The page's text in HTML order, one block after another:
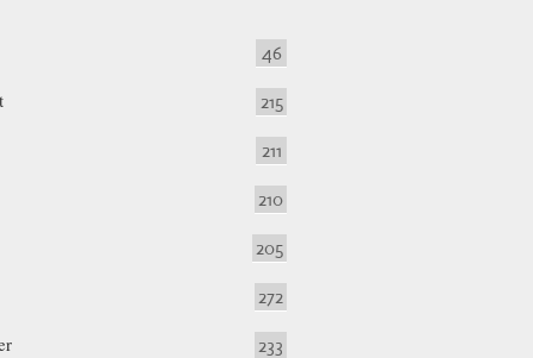
46
215
211
210
205
272
233